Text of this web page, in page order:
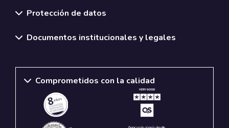
Protección de datos
Documentos institucionales y legales
Comprometidos con la calidad